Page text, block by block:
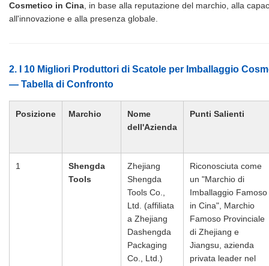
Cosmetico in Cina , in base alla reputazione del marchio, alla
all'innovazione e alla presenza globale.
2. I 10 Migliori Produttori di Scatole per Imballaggio
— Tabella di Confronto
Posizione Marchio
Nome
dell'Azienda
Punti Salienti
1
Shengda
Tools
Zhejiang
Shengda
Tools Co.,
Ltd. (affiliata
a Zhejiang
Dashengda
Packaging
Co., Ltd.)
Riconosciuta come
un "Marchio di
Imballaggio Famoso
in Cina", Marchio
Famoso Provinciale
di Zhejiang e
Jiangsu, azienda
privata leader nel